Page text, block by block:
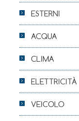
ESTERNI
ACQUA
CLIMA
ELETTRICITÀ
VEICOLO